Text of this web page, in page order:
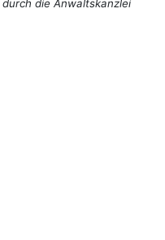
die Anwaltskanzlei